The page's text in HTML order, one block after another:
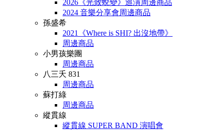
2026《光致蛻變》巡演周邊商品
2024 音樂分享會周邊商品
孫盛希
2021《Where is SHI? 出沒地帶》
周邊商品
小男孩樂團
周邊商品
八三夭 831
周邊商品
蘇打綠
周邊商品
縱貫線
縱貫線 SUPER BAND 演唱會